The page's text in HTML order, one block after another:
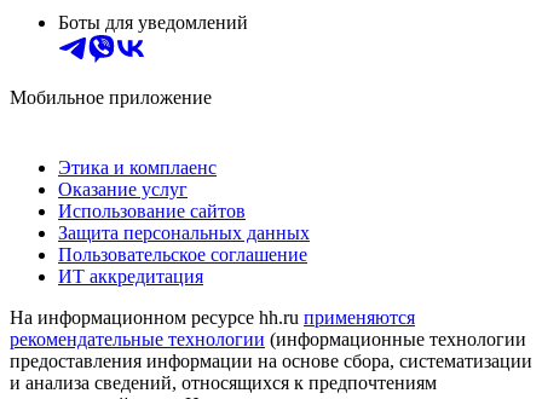
Боты для уведомлений
Мобильное приложение
Этика и комплаенс
Оказание услуг
Использование сайтов
Защита персональных данных
Пользовательское соглашение
ИТ аккредитация
На информационном ресурсе hh.ru применяются
рекомендательные технологии (информационные технологии
предоставления информации на основе сбора, систематизации
и анализа сведений, относящихся к предпочтениям